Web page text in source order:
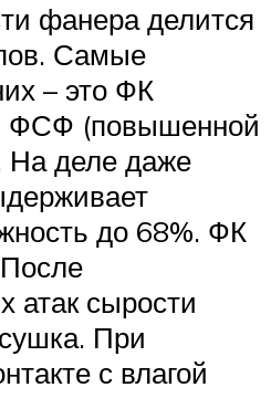
фанера делится
Самые
– это ФК
ФСФ (повышенной
На деле даже
до 68%. ФК
атак сырости
При
с влагой